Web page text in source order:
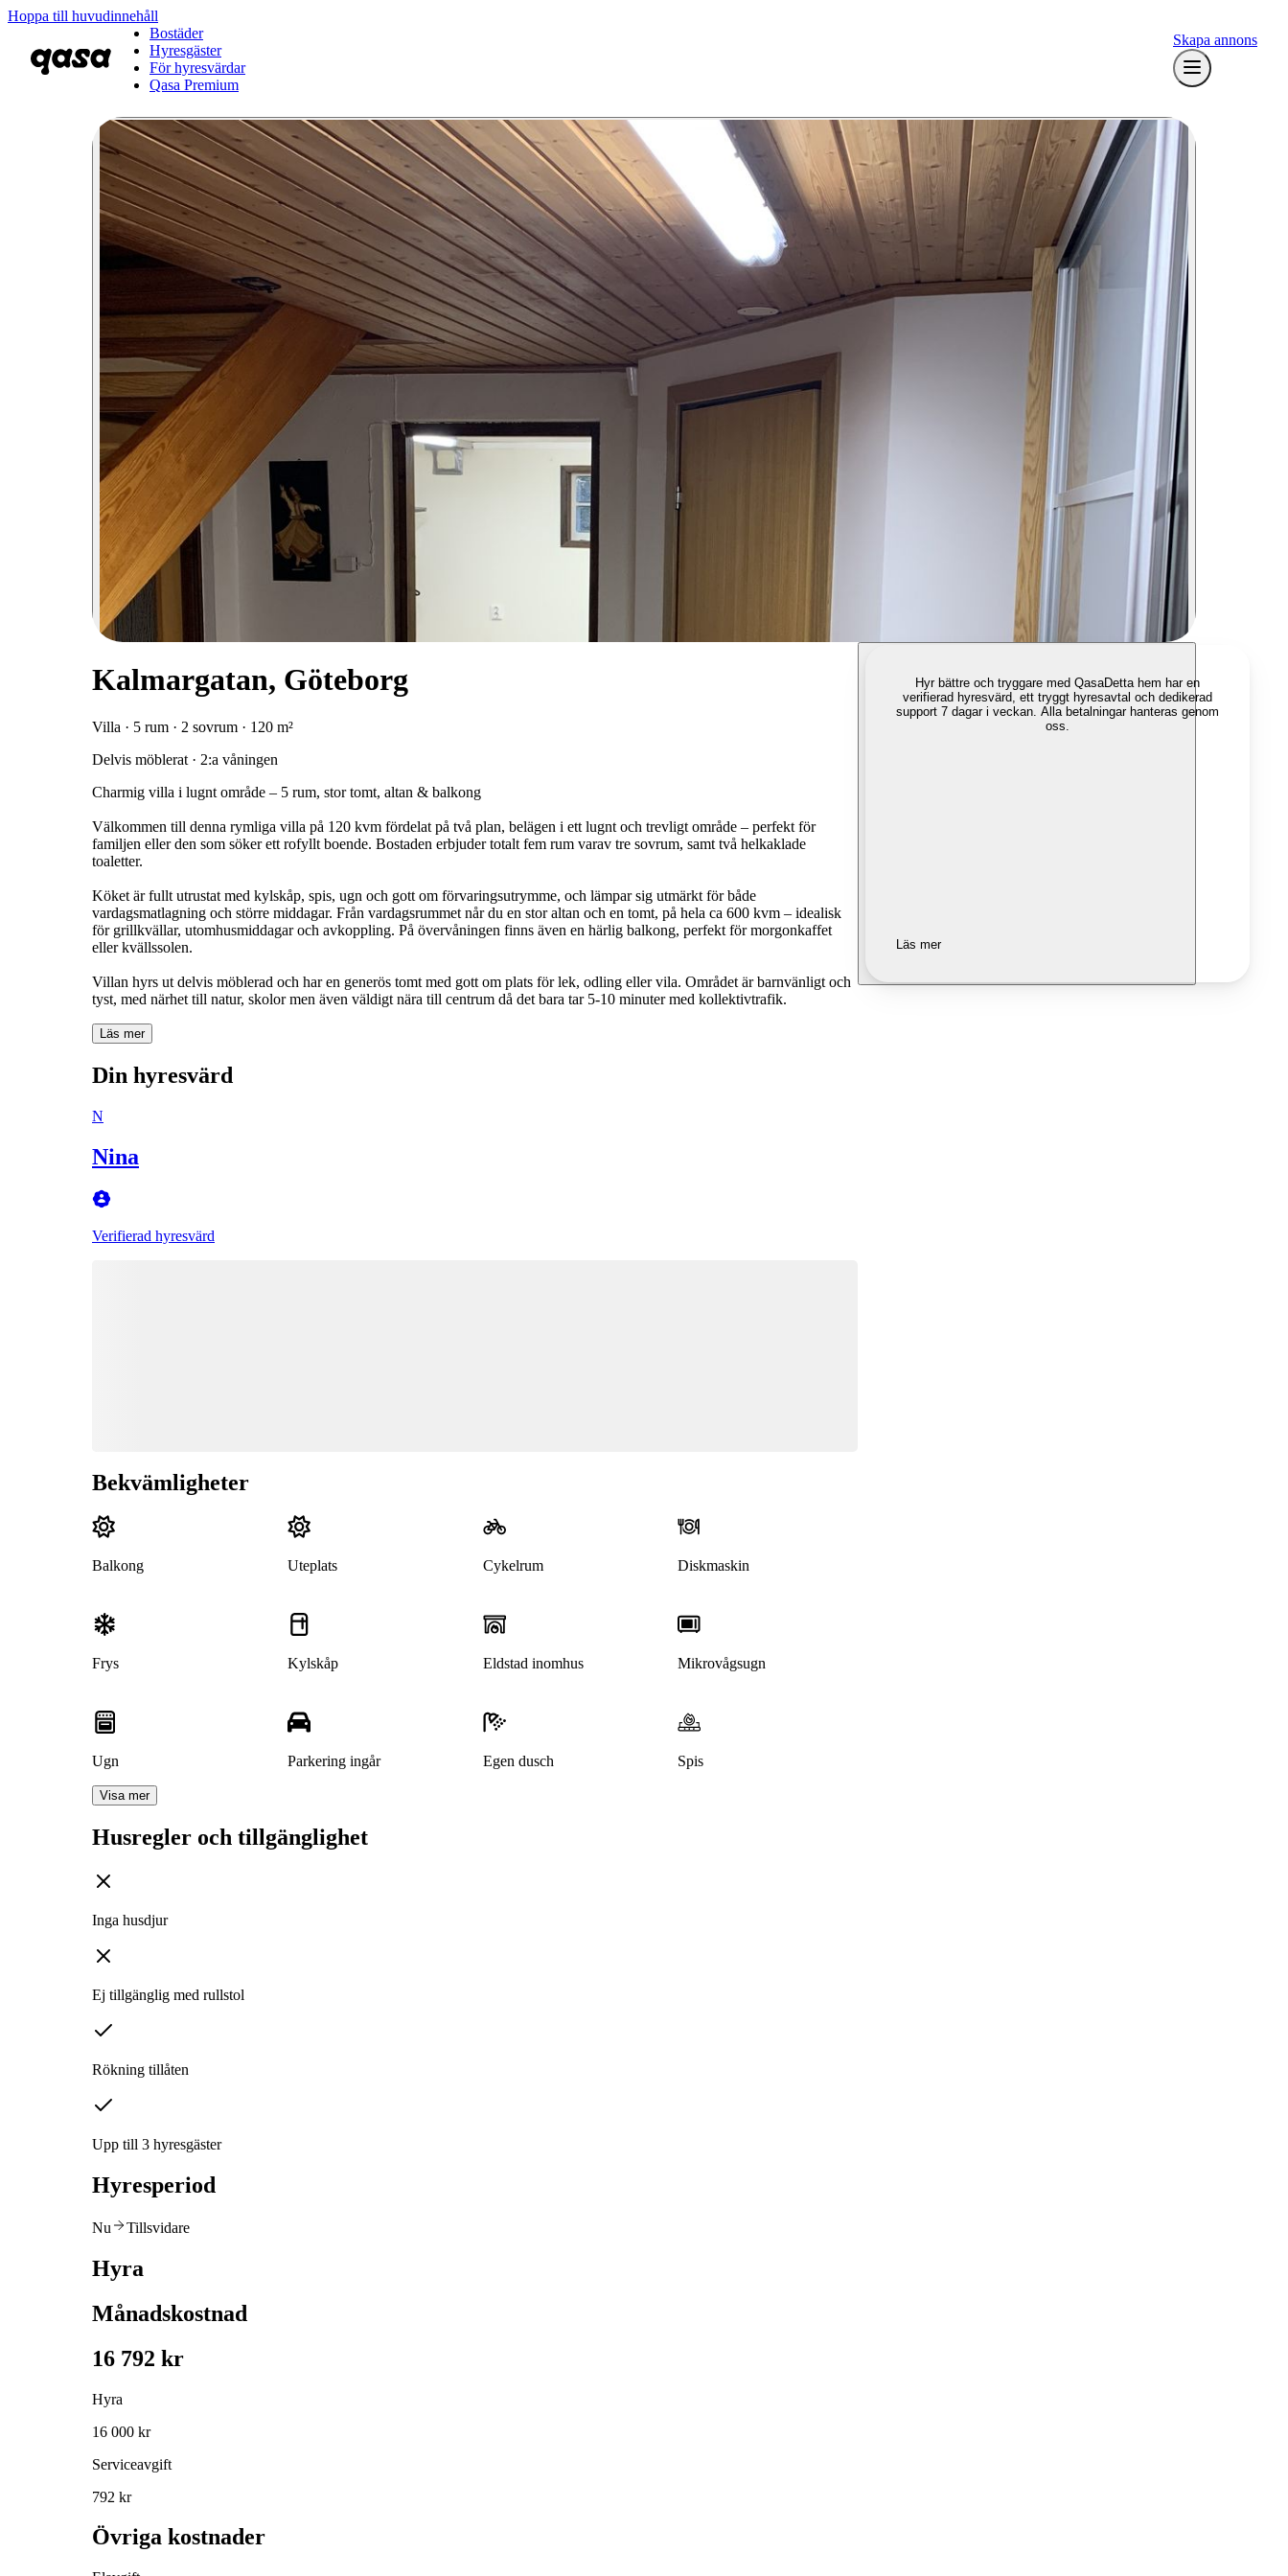
Hoppa till huvudinnehåll
Bostäder
Hyresgäster
För hyresvärdar
Qasa Premium
Skapa annons
Kalmargatan, Göteborg
Villa · 5 rum · 2 sovrum · 120 m²
Delvis möblerat · 2:a våningen
Charmig villa i lugnt område – 5 rum, stor tomt, altan & balkong
Välkommen till denna rymliga villa på 120 kvm fördelat på två plan, belägen i ett lugnt och trevligt område – perfekt för
familjen eller den som söker ett rofyllt boende. Bostaden erbjuder totalt fem rum varav tre sovrum, samt två helkaklade
toaletter.
Köket är fullt utrustat med kylskåp, spis, ugn och gott om förvaringsutrymme, och lämpar sig utmärkt för både
vardagsmatlagning och större middagar. Från vardagsrummet når du en stor altan och en tomt, på hela ca 600 kvm – idealisk
för grillkvällar, utomhusmiddagar och avkoppling. På övervåningen finns även en härlig balkong, perfekt för morgonkaffet
eller kvällssolen.
Villan hyrs ut delvis möblerad och har en generös tomt med gott om plats för lek, odling eller vila. Området är barnvänligt och
tyst, med närhet till natur, skolor men även väldigt nära till centrum då det bara tar 5-10 minuter med kollektivtrafik.
Läs mer
Din hyresvärd
N
Nina
Verifierad hyresvärd
Bekvämligheter
Balkong Uteplats Cykelrum Diskmaskin
Frys Kylskåp Eldstad inomhus Mikrovågsugn
Ugn Parkering ingår Egen dusch Spis
Visa mer
Husregler och tillgänglighet
Inga husdjur
Ej tillgänglig med rullstol
Rökning tillåten
Upp till 3 hyresgäster
Hyresperiod
Nu Tillsvidare
Hyra
Månadskostnad
16 792 kr
Hyra
16 000 kr
Serviceavgift
792 kr
Övriga kostnader
Hyr bättre och tryggare med QasaDetta hem har en
verifierad hyresvärd, ett tryggt hyresavtal och dedikerad
support 7 dagar i veckan. Alla betalningar hanteras genom
oss.
Läs mer